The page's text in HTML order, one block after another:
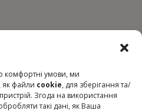
комфортні умови, ми
як файли cookie, для зберігання та/
Згода на використання
такі дані, як Ваша
України